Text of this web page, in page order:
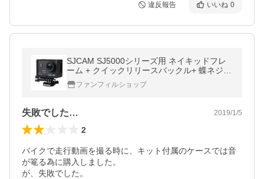
違反報告 いいね 0
SJCAM SJ5000シリーズ用 ネイキッドフレ
ーム + クイックリリースバックル+ 蝶ネジ
セット ケース ウェアラブルカメラ アクセサ
リーファンフィルショップ
失敗でした… 2019/1/5
2
バイクで走行動画を撮る時に、キット付属のケースでは音
が篭る為に購入しました。
が、失敗でした。